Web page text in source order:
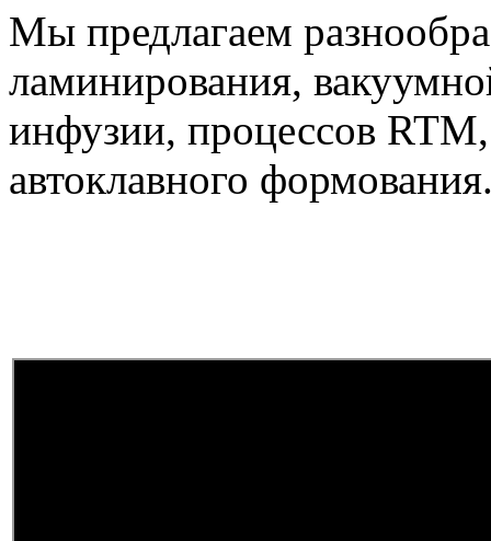
Мы предлагаем
ламинирования,
инфузии, процессов
автоклавного